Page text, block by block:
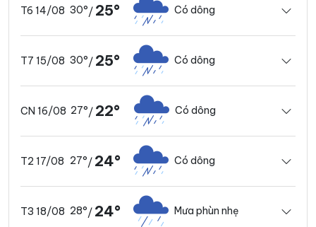
T6 14/08 30°/ 25° Có dông
T7 15/08 30°/ 25° Có dông
CN 16/08 27°/ 22° Có dông
T2 17/08 27°/ 24° Có dông
T3 18/08 28°/ 24° Mưa phùn nhẹ